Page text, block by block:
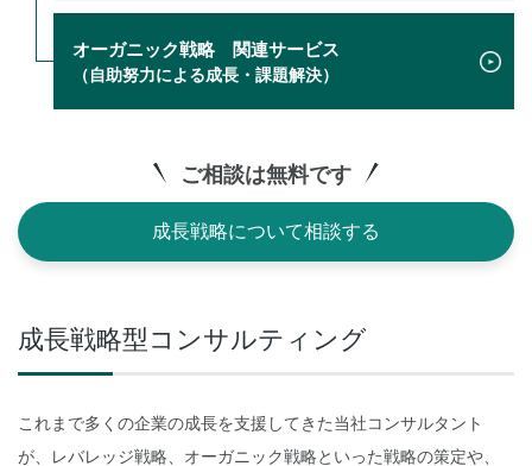
オーガニック戦略 関連サービス
（自助努力による成長・課題解決）
ご相談は無料です
成長戦略について相談する
成長戦略型コンサルティング
これまで多くの企業の成長を支援してきた当社コンサルタント
が、レバレッジ戦略、オーガニック戦略といった戦略の策定や、